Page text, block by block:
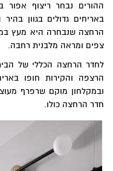
ההורים נבחר ריצוף אפור
באריחים גדולים בגוון
הרחצה שנבחרה היא מעץ
צפים ומראה מלבנית רחבה.
לחדר הרחצה הכללי של
הרצפה והקירות חופו
ובמקלחון מוקם שרפרף
חדר הרחצה כולו.